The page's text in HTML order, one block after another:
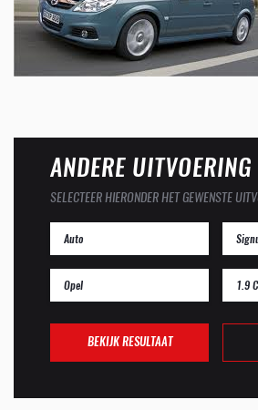
ANDERE
SELECTEER HIERONDER HET GEWENSTE
1.9
BEKIJK RESULTAAT